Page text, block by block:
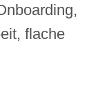
flache